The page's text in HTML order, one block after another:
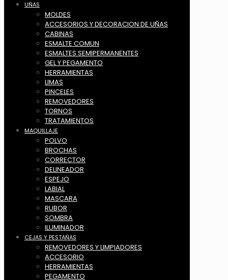
UÑAS
MOLDES
ACCESORIOS Y DECORACION DE UÑAS
CABINAS
ESMALTE COMUN
ESMALTES SEMIPERMANENTES
GEL Y PEGAMENTO
HERRAMIENTAS
LIMAS
PINCELES
REMOVEDORES
TORNOS
TRATAMIENTOS
MAQUILLAJE
POLVO
BROCHAS
CORRECTOR
DELINEADOR
ESPEJO
LABIAL
MASCARA
RUBOR
SOMBRA
ILUMINADOR
CEJAS Y PESTAÑAS
REMOVEDORES Y LIMPIADORES
ACCESORIO
HERRAMIENTAS
PEGAMENTO